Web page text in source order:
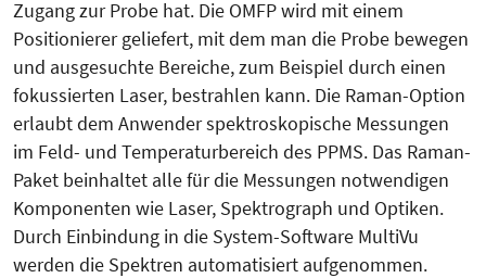
Zugang zur Probe hat. Die OMFP wird mit einem
Positionierer geliefert, mit dem man die Probe bewegen
und ausgesuchte Bereiche, zum Beispiel durch einen
fokussierten Laser, bestrahlen kann. Die Raman-Option
erlaubt dem An­wen­der spektroskopische Mes­sungen
im Feld- und Tempe­ratur­bereich des PPMS. Das Raman-
Paket beinhal­tet alle für die Messungen not­wen­di­gen
Komponenten wie Laser, Spek­tro­graph und Optiken.
Durch Einbindung in die System-Software MultiVu
werden die Spektren automatisiert aufgenommen.